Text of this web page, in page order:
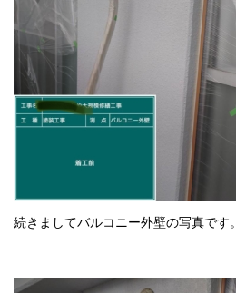
続きましてバルコニー外壁の写真です。